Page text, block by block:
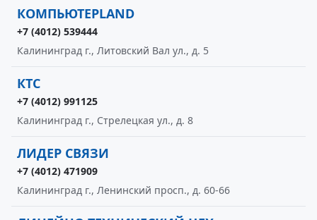
КОМПЬЮТЕРLAND
+7 (4012) 539444
Калининград г., Литовский Вал ул., д. 5
КТС
+7 (4012) 991125
Калининград г., Стрелецкая ул., д. 8
ЛИДЕР СВЯЗИ
+7 (4012) 471909
Калининград г., Ленинский просп., д. 60-66